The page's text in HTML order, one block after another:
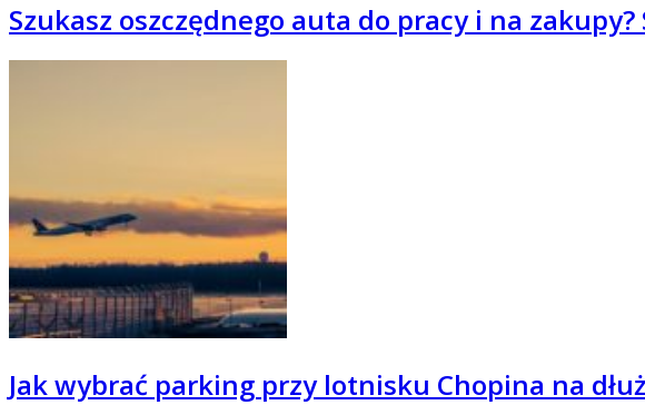
Szukasz oszczędnego auta do pracy i na
Jak wybrać parking przy lotnisku Chopina na